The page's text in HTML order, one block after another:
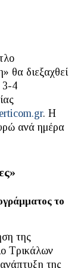
θα διεξαχθεί
3-4
. Η
ανά ημέρα
το
της
Τρικάλων
της